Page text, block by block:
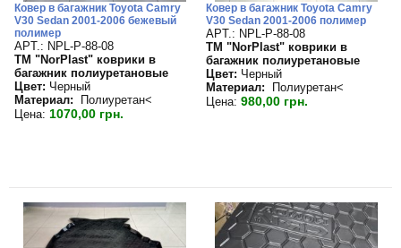
Ковер в багажник Toyota Camry
V30 Sedan 2001-2006 бежевый
полимер
APT.: NPL-P-88-08
TM "NorPlast" коврики в
багажник полиуретановые
Цвет: Черный
Материал:
Полиуретан<
Цена: 1070,00 грн.
Ковер в багажник Toyota Camry
V30 Sedan 2001-2006 полимер
APT.: NPL-P-88-08
TM "NorPlast" коврики в
багажник полиуретановые
Цвет: Черный
Материал:
Полиуретан<
Цена: 980,00 грн.